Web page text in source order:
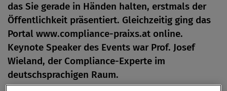
das Sie gerade in Händen halten, erstmals der
Öffentlichkeit präsentiert. Gleichzeitig ging das
Portal www.compliance-praixs.at online.
Keynote Speaker des Events war Prof. Josef
Wieland, der Compliance-Experte im
deutschsprachigen Raum.